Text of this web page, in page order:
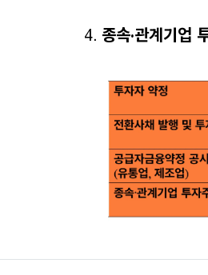
종속·관계기업